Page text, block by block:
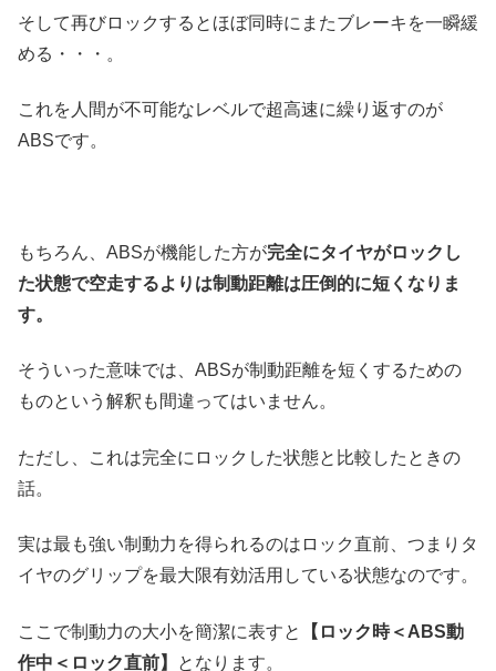
そして再びロックするとほぼ同時にまたブレーキを一瞬緩
める・・・。
これを人間が不可能なレベルで超高速に繰り返すのが
ABSです。
もちろん、ABSが機能した方が完全にタイヤがロックし
た状態で空走するよりは制動距離は圧倒的に短くなりま
す。
そういった意味では、ABSが制動距離を短くするための
ものという解釈も間違ってはいません。
ただし、これは完全にロックした状態と比較したときの
話。
実は最も強い制動力を得られるのはロック直前、つまりタ
イヤのグリップを最大限有効活用している状態なのです。
ここで制動力の大小を簡潔に表すと
【ロック時＜ABS動
作中＜ロック直前】
となります。